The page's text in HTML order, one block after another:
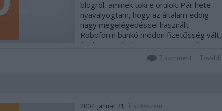
blogról, aminek tökre örülök. Pár hete
nyavalyogtam, hogy az általam eddig
nagy megelégedéssel használt
Roboform bunkó módon fizetősség vált,
úgyhogy szép lassan meg is történt a
leinstallálódás minden létező gépemről.
Tovább
7 komment
2007. január 21. írta: Asszem